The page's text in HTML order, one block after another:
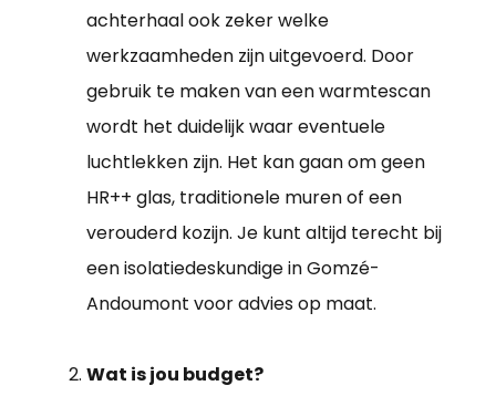
achterhaal ook zeker welke
werkzaamheden zijn uitgevoerd. Door
gebruik te maken van een warmtescan
wordt het duidelijk waar eventuele
luchtlekken zijn. Het kan gaan om geen
HR++ glas, traditionele muren of een
verouderd kozijn. Je kunt altijd terecht bij
een isolatiedeskundige in Gomzé-
Andoumont voor advies op maat.
Wat is jou budget?